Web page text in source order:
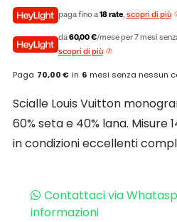
paga fino a18 rate, scopri di più
da60,00 €/mese per 7 mesi
scopri di più
Paga 70,00 € in 6 mesi senza nessun
Scialle Louis Vuitton
60% seta e 40% lana. Misure
in condizioni eccellenti
Contattaci via
informazioni